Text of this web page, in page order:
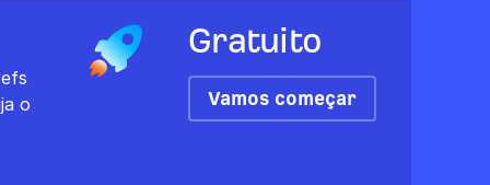
o
Gratuito
Vamos começar